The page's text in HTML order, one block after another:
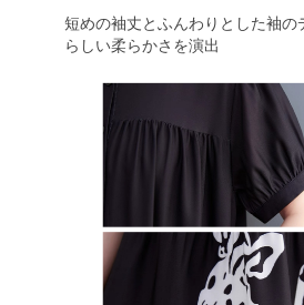
短めの袖丈とふんわりとした袖の
らしい柔らかさを演出